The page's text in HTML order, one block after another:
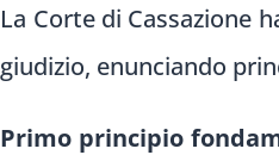
La Corte di Cassazione
giudizio, enunciando
Primo principio